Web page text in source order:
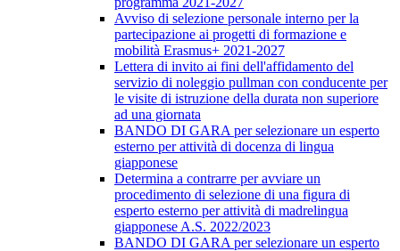
Avviso di selezione personale interno per la
partecipazione ai progetti di formazione e
mobilità Erasmus+ 2021-2027
Lettera di invito ai fini dell'affidamento del
servizio di noleggio pullman con conducente per
le visite di istruzione della durata non superiore
ad una giornata
BANDO DI GARA per selezionare un esperto
esterno per attività di docenza di lingua
giapponese
Determina a contrarre per avviare un
procedimento di selezione di una figura di
esperto esterno per attività di madrelingua
giapponese A.S. 2022/2023
BANDO DI GARA per selezionare un esperto